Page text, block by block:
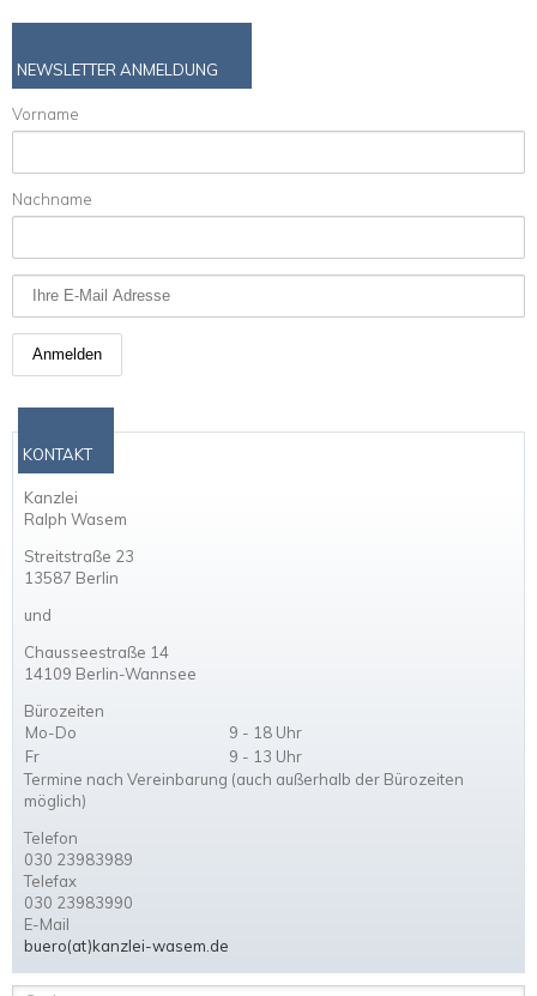
NEWSLETTER ANMELDUNG
Vorname
Nachname
KONTAKT
Kanzlei
Ralph Wasem
Streitstraße 23
13587 Berlin
und
Chausseestraße 14
14109 Berlin-Wannsee
Bürozeiten
Mo-Do
9 - 18 Uhr
Fr
9 - 13 Uhr
Termine nach Vereinbarung (auch außerhalb der Bürozeiten
möglich)
Telefon
030 23983989
Telefax
030 23983990
E-Mail
buero(at)kanzlei-wasem.de